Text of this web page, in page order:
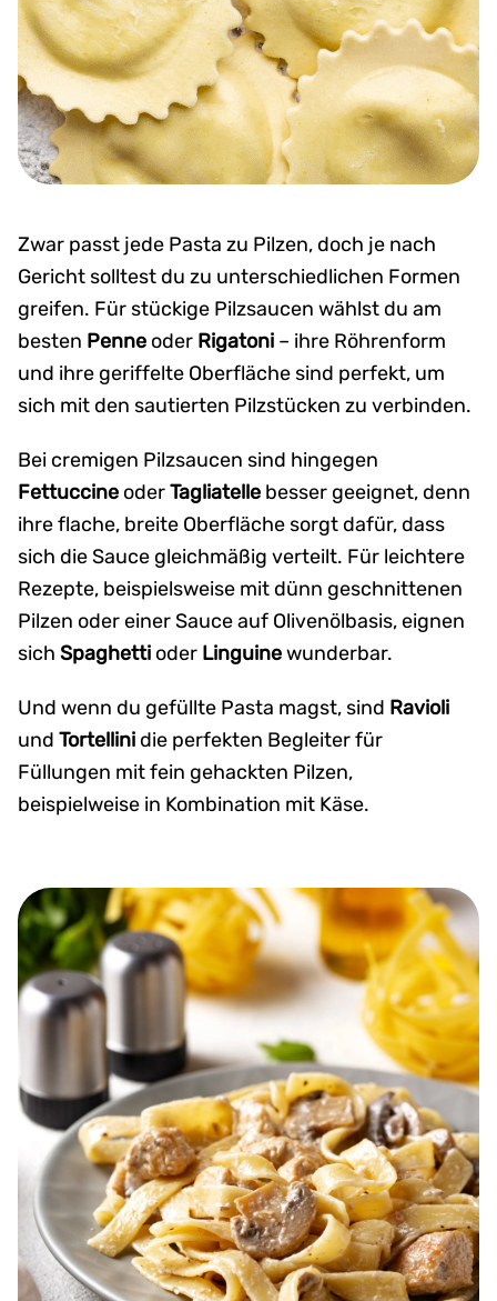
Zwar passt jede Pasta zu Pilzen, doch je nach
Gericht solltest du zu unterschiedlichen Formen
greifen. Für stückige Pilzsaucen wählst du am
besten Penne oder Rigatoni – ihre Röhrenform
und ihre geriffelte Oberfläche sind perfekt, um
sich mit den sautierten Pilzstücken zu verbinden.
Bei cremigen Pilzsaucen sind hingegen
Fettuccine oderTagliatelle besser geeignet, denn
ihre flache, breite Oberfläche sorgt dafür, dass
sich die Sauce gleichmäßig verteilt. Für leichtere
Rezepte, beispielsweise mit dünn geschnittenen
Pilzen oder einer Sauce auf Olivenölbasis, eignen
sich Spaghetti oder Linguinewunderbar.
Und wenn du gefüllte Pasta magst, sind Ravioli
und Tortellinidie perfekten Begleiter für
Füllungen mit fein gehackten Pilzen,
beispielweise in Kombination mit Käse.